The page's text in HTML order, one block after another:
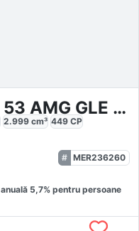
Mercedes-Benz GLE 53 AMG GLE 53 HYBRID
2.999 cm³ 449 CP
MER236260
anuală 5,7% pentru persoane